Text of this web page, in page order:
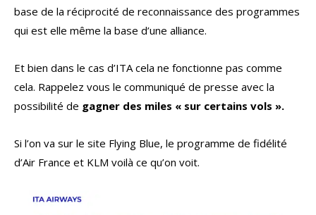
base de la réciprocité de reconnaissance des programmes
qui est elle même la base d’une alliance.
Et bien dans le cas d’ITA cela ne fonctionne pas comme
cela. Rappelez vous le communiqué de presse avec la
possibilité de gagner des miles « sur certains vols ».
Si l’on va sur le site Flying Blue, le programme de fidélité
d’Air France et KLM voilà ce qu’on voit.